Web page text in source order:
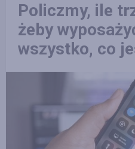
Policzmy, ile
żeby
wszystko, co